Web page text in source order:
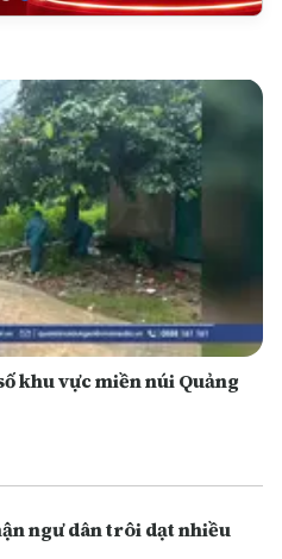
khu vực miền núi Quảng
ngư dân trôi dạt nhiều